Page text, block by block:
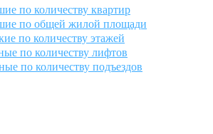
по количеству квартир
по общей жилой площади
по количеству этажей
по количеству лифтов
по количеству подъездов